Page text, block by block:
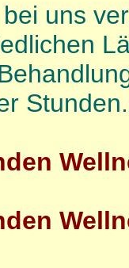
uns
Stunden.